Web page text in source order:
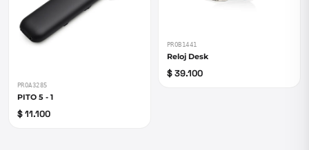
PROA3285
PITO 5 - 1
$ 11.100
PROB1441
Reloj Desk
$ 39.100